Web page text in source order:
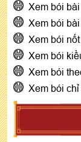
Xem bói
Xem bói
Xem bói
Xem bói
Xem bói
Xem bói chỉ